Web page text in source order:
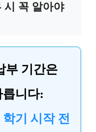
시 꼭 알아야
부 기간은
니다:
학기 시작 전